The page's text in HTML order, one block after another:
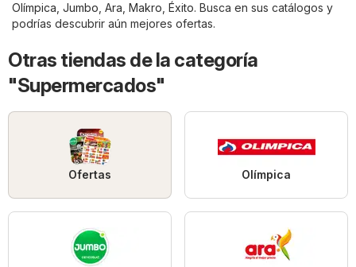
Olímpica, Jumbo, Ara, Makro, Éxito. Busca en sus catálogos y
podrías descubrir aún mejores ofertas.
Otras tiendas de la categoría
"Supermercados"
Ofertas Olímpica